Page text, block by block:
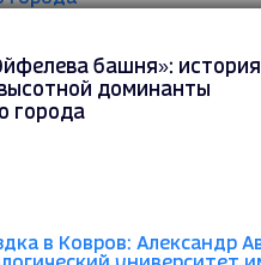
башня»: история
доминанты
города